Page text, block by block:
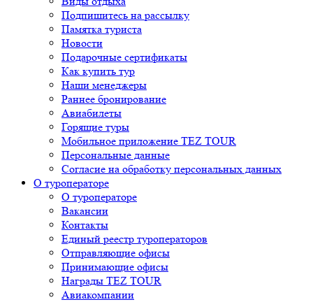
Подпишитесь на рассылку
Памятка туриста
Новости
Подарочные сертификаты
Как купить тур
Наши менеджеры
Раннее бронирование
Авиабилеты
Горящие туры
Мобильное приложение TEZ TOUR
Персональные данные
Согласие на обработку персональных данных
О туроператоре
О туроператоре
Вакансии
Контакты
Единый реестр туроператоров
Отправляющие офисы
Принимающие офисы
Награды TEZ TOUR
Авиакомпании